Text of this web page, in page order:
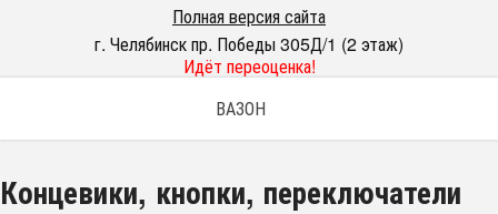
Полная версия сайта
г. Челябинск пр. Победы 305Д/1 (2 этаж)
Идёт переоценка!
ВАЗОН
Концевики, кнопки, переключатели